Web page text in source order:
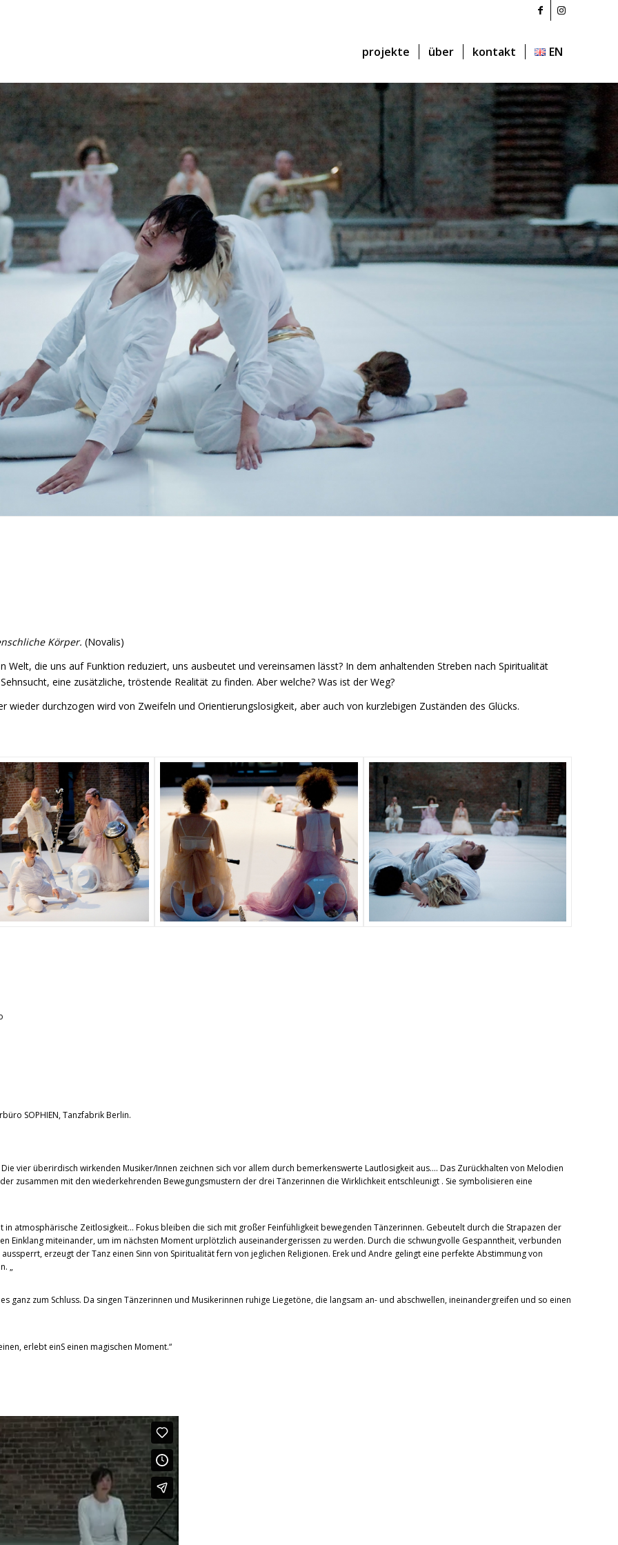
projekte über kontakt EN
Körper. (Novalis)
Welt, die uns auf Funktion reduziert, uns ausbeutet und vereinsamen lässt? In dem anhaltenden Streben nach Spiritualität
eine zusätzliche, tröstende Realität zu finden. Aber welche? Was ist der Weg?
wieder durchzogen wird von Zweifeln und Orientierungslosigkeit, aber auch von kurzlebigen Zuständen des Glücks.
SOPHIEN, Tanzfabrik Berlin.
vier überirdisch wirkenden Musiker/Innen zeichnen sich vor allem durch bemerkenswerte Lautlosigkeit aus…. Das Zurückhalten von Melodien
zusammen mit den wiederkehrenden Bewegungsmustern der drei Tänzerinnen die Wirklichkeit entschleunigt . Sie symbolisieren eine
in atmosphärische Zeitlosigkeit… Fokus bleiben die sich mit großer Feinfühligkeit bewegenden Tänzerinnen. Gebeutelt durch die Strapazen der
Einklang miteinander, um im nächsten Moment urplötzlich auseinandergerissen zu werden. Durch die schwungvolle Gespanntheit, verbunden
erzeugt der Tanz einen Sinn von Spiritualität fern von jeglichen Religionen. Erek und Andre gelingt eine perfekte Abstimmung von
„
ganz zum Schluss. Da singen Tänzerinnen und Musikerinnen ruhige Liegetöne, die langsam an- und abschwellen, ineinandergreifen und so einen
erlebt einS einen magischen Moment.“